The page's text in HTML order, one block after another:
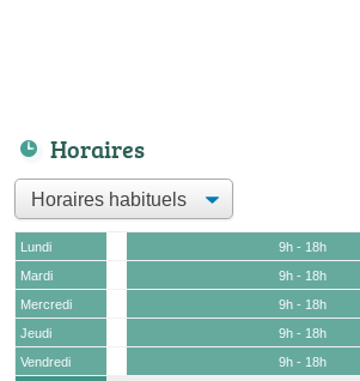
Horaires
Lundi
9h - 18h
Mardi
9h - 18h
Mercredi
9h - 18h
Jeudi
9h - 18h
Vendredi
9h - 18h